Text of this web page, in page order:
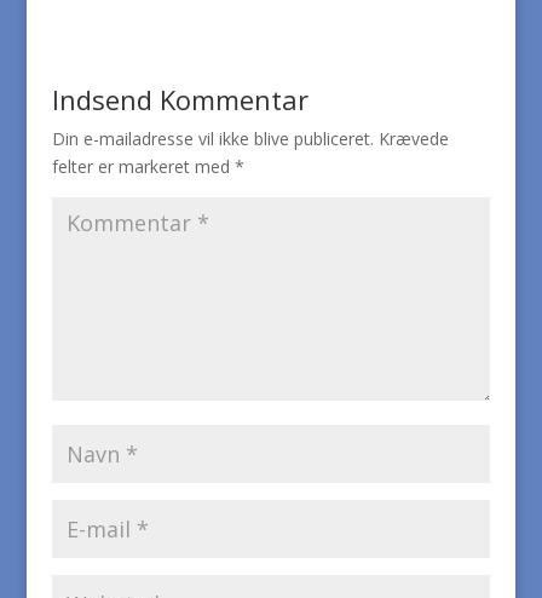
Indsend Kommentar
Din e-mailadresse vil ikke blive publiceret. Krævede
felter er markeret med *